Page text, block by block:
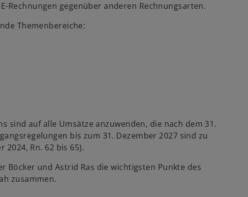
Rechnungen gegenüber anderen Rechnungsarten.
Themenbereiche:
sind auf alle Umsätze anzuwenden, die nach dem 31.
bis zum 31. Dezember 2027 sind zu
2024, Rn. 62 bis 65).
Böcker und Astrid Ras die wichtigsten Punkte des
zusammen.